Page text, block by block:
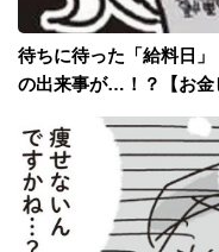
待ちに待った「給料日
の出来事が…！？【お金